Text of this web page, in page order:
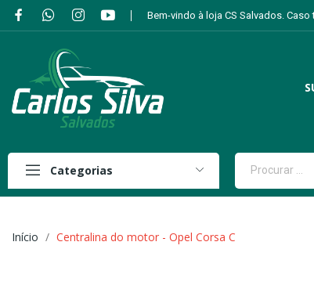
Bem-vindo à loja CS Salvados.
Categorias
Início Centralina do motor - Opel Corsa C